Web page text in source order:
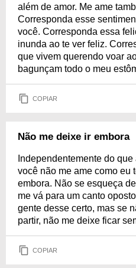
além de amor. Me ame
Corresponda esse
você. Corresponda essa
inunda ao te ver feliz.
que vivem querendo voar
bagunçam todo o meu
COPIAR
Não me deixe ir embora
Independentemente do
você não me ame como eu
embora. Não se esqueça
me vá para um canto
gente desse certo, mas se
partir, não me deixe ficar
COPIAR